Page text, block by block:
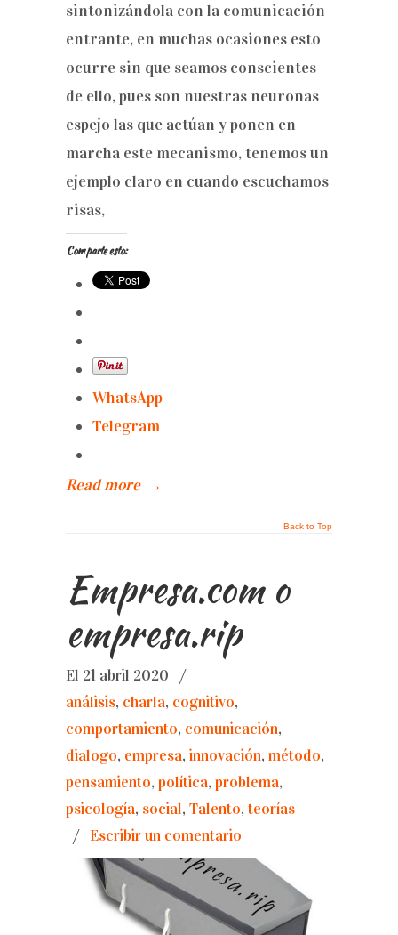
sintonizándola con la comunicación
entrante, en muchas ocasiones esto
ocurre sin que seamos conscientes
de ello, pues son nuestras neuronas
espejo las que actúan y ponen en
marcha este mecanismo, tenemos un
ejemplo claro en cuando escuchamos
risas,
Comparte esto:
WhatsApp
Telegram
Read more →
Back to Top
Empresa.com o
empresa.rip
El 21 abril 2020
/
análisis, charla, cognitivo,
comportamiento, comunicación,
dialogo, empresa, innovación, método,
pensamiento, política, problema,
psicología, social, Talento,teorías
/ Escribir un comentario